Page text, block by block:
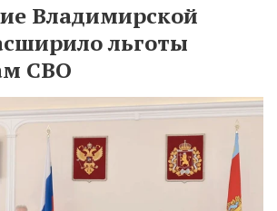
Владимирской
льготы
СВО